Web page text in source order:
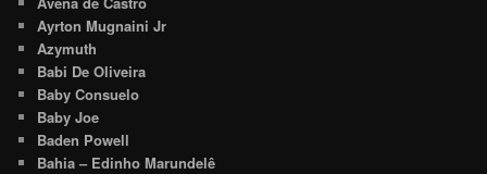
Ayrton Mugnaini Jr
Azymuth
Babi De Oliveira
Baby Consuelo
Baby Joe
Baden Powell
Bahia – Edinho Marundelê